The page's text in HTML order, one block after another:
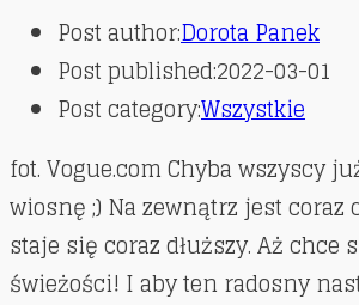
Post author:Dorota Panek
Post published:2022-03-01
Post category:Wszystkie
fot. Vogue.com Chyba wszyscy
wiosnę ;) Na zewnątrz jest coraz
staje się coraz dłuższy. Aż chce
świeżości! I aby ten radosny